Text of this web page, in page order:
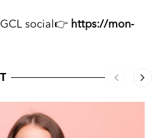
social👉 https://mon-